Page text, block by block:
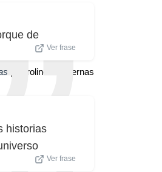
de
Ver frase
| Caroline Dhavernas
historias
Ver frase